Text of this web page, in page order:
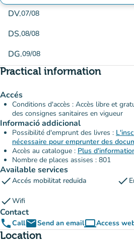
DV.07/08
DS.08/08
DG.09/08
Practical information
Accés
Conditions d'accès : Accès libre et
des consignes sanitaires en vigueur
Informació addicional
Possibilité d'emprunt des livres :
nécessaire pour emprunter des
Accès au catalogue : Plus
Nombre de places assises : 801
Available services
checkAccés mobilitat reduïda check
checkWifi
Contact
phoneCallemailSend an emailcomputerAccess(new
Location